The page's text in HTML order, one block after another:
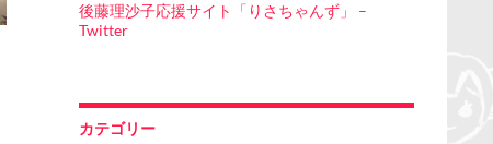
後藤理沙子応援サイト「りさちゃんず」 –
Twitter
カテゴリー